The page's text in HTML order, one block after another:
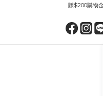
賺$200購物